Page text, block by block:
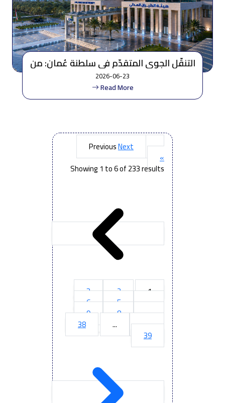
التنقّل الجوي المتقدّم في سلطنة عُمان: من
الرؤية الإستراتيجية إلى التطبيق المرحلي
2026-06-23
Read More
« Previous
Next
»
Showing 1 to6of233results
1
2
3
4
5
6
7
8
9
10
...
38
39